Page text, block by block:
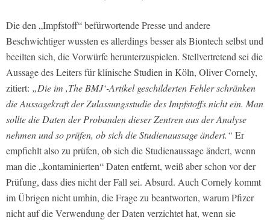
Die den „Impfstoff“ befürwortende Presse und andere
Beschwichtiger wussten es allerdings besser als Biontech selbst und
beeilten sich, die Vorwürfe herunterzuspielen. Stellvertretend sei die
Aussage des Leiters für klinische Studien in Köln, Oliver Cornely,
zitiert: „Die im ,The BMJ‘-Artikel geschilderten Fehler schränken
die Aussagekraft der Zulassungsstudie des Impfstoffs nicht ein. Man
sollte die Daten der Probanden dieser Zentren aus der Analyse
nehmen und so prüfen, ob sich die Studienaussage ändert.“ Er
empfiehlt also zu prüfen, ob sich die Studienaussage ändert, wenn
man die „kontaminierten“ Daten entfernt, weiß aber schon vor der
Prüfung, dass dies nicht der Fall sei. Absurd. Auch Cornely kommt
im Übrigen nicht umhin, die Frage zu beantworten, warum Pfizer
nicht auf die Verwendung der Daten verzichtet hat, wenn sie